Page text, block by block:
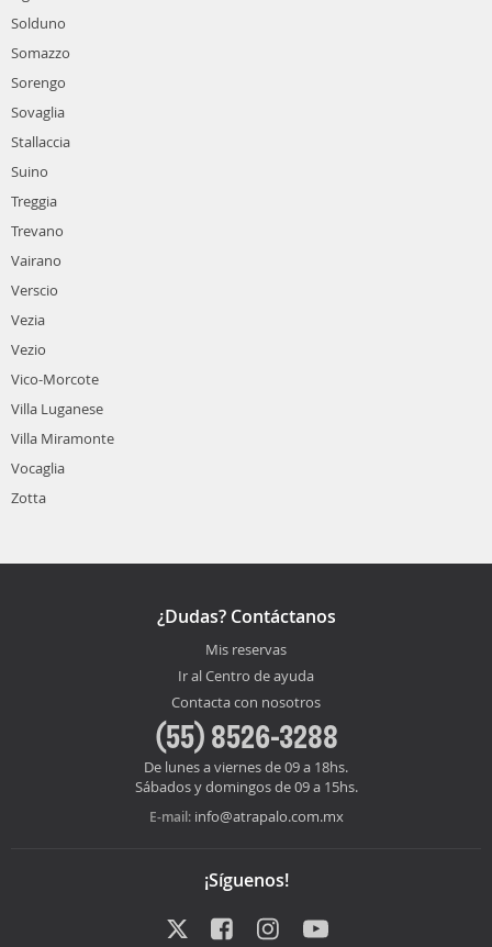
Solduno
Somazzo
Sorengo
Sovaglia
Stallaccia
Suino
Treggia
Trevano
Vairano
Verscio
Vezia
Vezio
Vico-Morcote
Villa Luganese
Villa Miramonte
Vocaglia
Zotta
¿Dudas? Contáctanos
Mis reservas
Ir al Centro de ayuda
Contacta con nosotros
(55) 8526-3288
De lunes a viernes de 09 a 18hs.
Sábados y domingos de 09 a 15hs.
E-mail: info@atrapalo.com.mx
¡Síguenos!